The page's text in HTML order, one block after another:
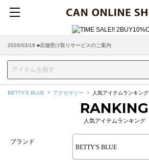
2026/03/18 ■店舗受け取りサービスのご案内
BETTY'S BLUE アクセサリー 人気アイテムランキング
RANKING
人気アイテムランキング
ブランド